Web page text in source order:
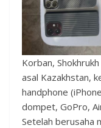
Korban,
asal Kazakhstan,
handphone
dompet, GoPro,
Setelah berusaha